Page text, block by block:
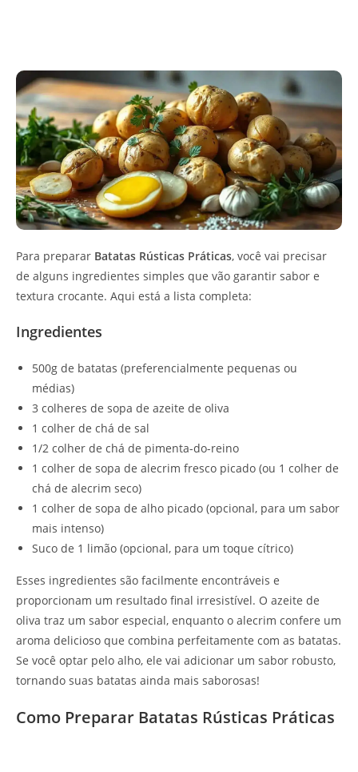
Para preparar Batatas Rústicas Práticas, você vai precisar
de alguns ingredientes simples que vão garantir sabor e
textura crocante. Aqui está a lista completa:
Ingredientes
500g de batatas (preferencialmente pequenas ou
médias)
3 colheres de sopa de azeite de oliva
1 colher de chá de sal
1/2 colher de chá de pimenta-do-reino
1 colher de sopa de alecrim fresco picado (ou 1 colher de
chá de alecrim seco)
1 colher de sopa de alho picado (opcional, para um sabor
mais intenso)
Suco de 1 limão (opcional, para um toque cítrico)
Esses ingredientes são facilmente encontráveis e
proporcionam um resultado final irresistível. O azeite de
oliva traz um sabor especial, enquanto o alecrim confere um
aroma delicioso que combina perfeitamente com as batatas.
Se você optar pelo alho, ele vai adicionar um sabor robusto,
tornando suas batatas ainda mais saborosas!
Como Preparar Batatas Rústicas Práticas